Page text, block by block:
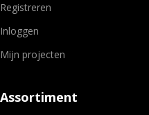
Registreren
Inloggen
Mijn projecten
Assortiment